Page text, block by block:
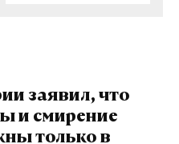
заявил, что
и смирение
только в